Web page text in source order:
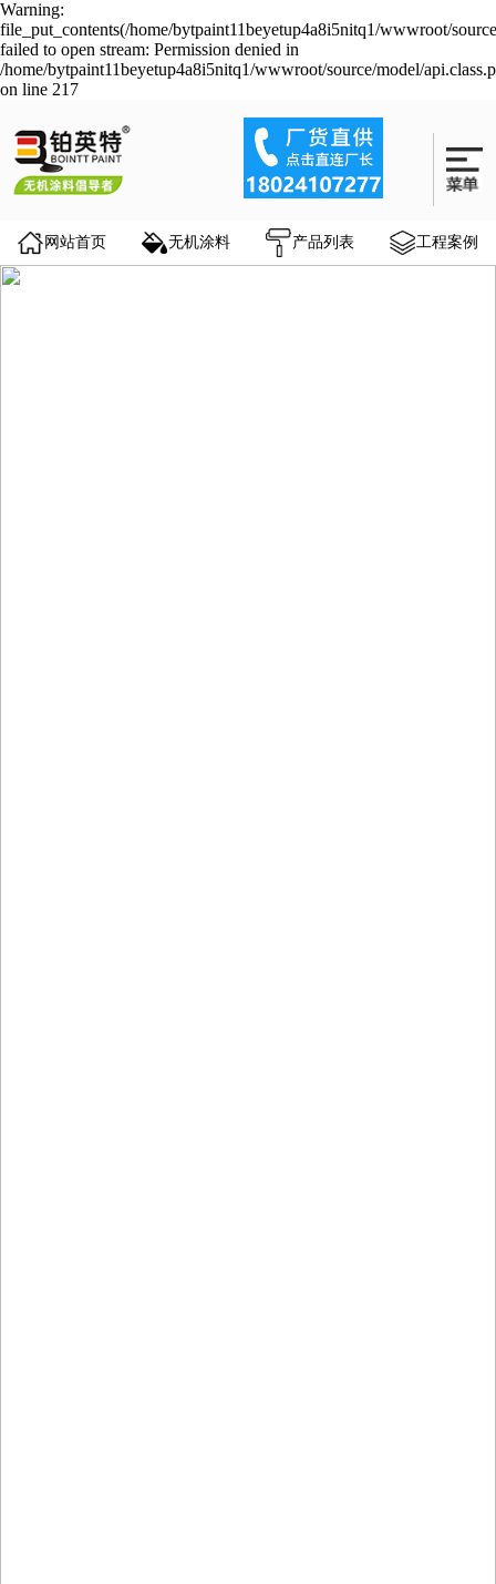
Warning:
file_put_contents(/home/bytpaint11beyetup4a8i5nitq1/wwwroot/
failed to open stream: Permission denied in
/home/bytpaint11beyetup4a8i5nitq1/wwwroot/source/model/
on line 217
网站首页 无机涂料 产品列表 工程案例